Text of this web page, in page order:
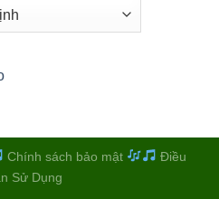
Chính sách bảo mật
Điều
Sử Dụng